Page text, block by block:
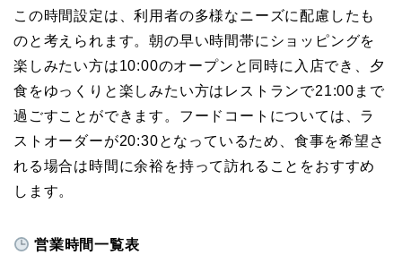
この時間設定は、利用者の多様なニーズに配慮したも
のと考えられます。朝の早い時間帯にショッピングを
楽しみたい方は10:00のオープンと同時に入店でき、夕
食をゆっくりと楽しみたい方はレストランで21:00まで
過ごすことができます。フードコートについては、ラ
ストオーダーが20:30となっているため、食事を希望さ
れる場合は時間に余裕を持って訪れることをおすすめ
します。
営業時間一覧表